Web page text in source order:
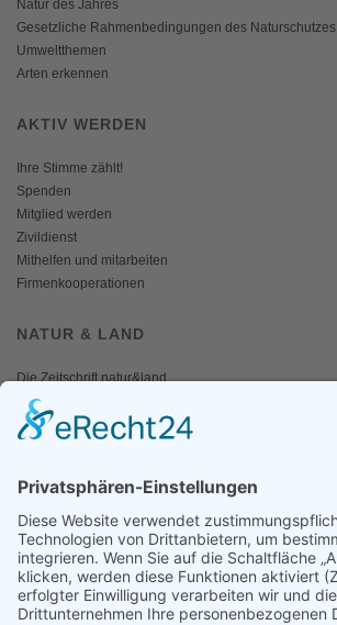
Natur des Jahres
Gesetzliche Rahmenbedingungen des Naturschutzes
Umweltthemen
Arten erkennen
AKTIV WERDEN
Ihre Stimme zählt!
Spenden
Mitglied werden
Zivildienst
Mithelfen und mitarbeiten
Firmenkooperationen
NATUR & LAND
Die Zeitschrift natur&land
Archiv
Mediadaten
Fotos und Logos
Presseaussendungen
Presse
Presseinformationen abonnieren